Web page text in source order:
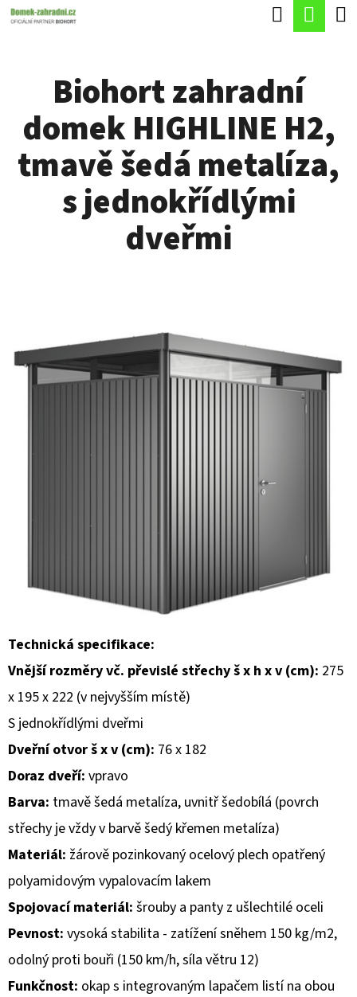
Přejít
Hledat
Biohort zahradní
domek HIGHLINE H2,
tmavě šedá metalíza,
s jednokřídlými
dveřmi
Technická specifikace:
Vnější rozměry vč. převislé střechy š x h x v (cm): 275
x 195 x 222 (v nejvyšším místě)
S jednokřídlými dveřmi
Dveřní otvor š x v (cm): 76 x 182
Doraz dveří: vpravo
Barva: tmavě šedá metalíza, uvnitř šedobílá (povrch
střechy je vždy v barvě šedý křemen metalíza)
Materiál: žárově pozinkovaný ocelový plech opatřený
polyamidovým vypalovacím lakem
Spojovací materiál: šrouby a panty z ušlechtilé oceli
Pevnost: vysoká stabilita - zatížení sněhem 150 kg/m2,
odolný proti bouři (150 km/h, síla větru 12)
Funkčnost: okap s integrovaným lapačem listí na obou
K
P
O
E
HLEDAT
D
O
P
O
R
U
Č
U
J
E
M
E